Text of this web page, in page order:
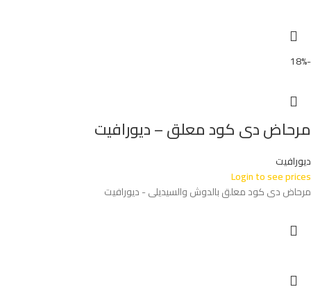
-18%
مرحاض دى كود معلق – ديورافيت
ديورافيت
Login to see prices
مرحاض دى كود معلق بالدوش والسيديلى - ديورافيت